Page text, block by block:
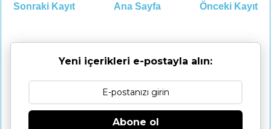
Sonraki Kayıt Önceki Kayıt
Ana Sayfa
Yeni içerikleri e-postayla alın:
Abone ol